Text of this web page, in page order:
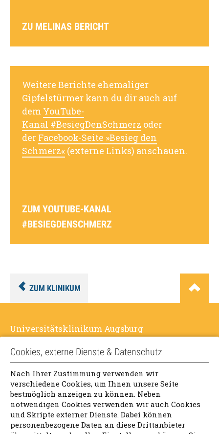
ZU MELINAS BERICHT
Weitere Berichte ehemaliger
Gipfelstürmer kann du dir auch auf
dem YouTube-
Kanal #BesiegDenSchmerz oder
der Facebook-Seite »Besieg den
Schmerz« (externe Links) anschauen.
ZUM YOUTUBE-KANAL
#BESIEGDENSCHMERZ
ZUM KLINIKUM
Universitätsklinikum Augsburg
86156 Augsburg
Telefon:
+49 821 400-01
Fax:
+49 821 400-4585
E-Mail:
info@uk-augsburg.de
Cookies, externe Dienste & Datenschutz
Nach Ihrer Zustimmung verwenden wir
verschiedene Cookies, um Ihnen unsere Seite
bestmöglich anzeigen zu können. Neben
notwendigen Cookies verwenden wir auch Cookies
und Skripte externer Dienste. Dabei können
personenbezogene Daten an diese Drittanbieter